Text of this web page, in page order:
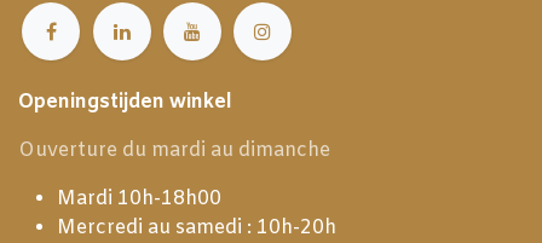
Openingstijden winkel
Ouverture du mardi au dimanche
Mardi 10h-18h00
Mercredi au samedi : 10h-20h